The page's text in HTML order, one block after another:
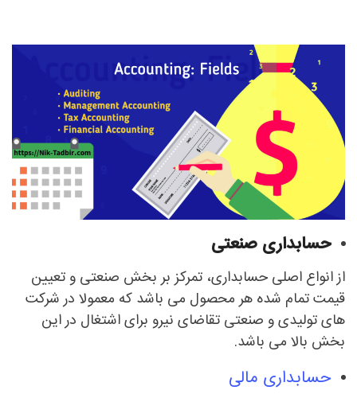
حسابداری صنعتی
از انواع اصلی حسابداری، تمرکز بر بخش صنعتی و تعیین
قیمت تمام شده هر محصول می باشد که معمولا در شرکت
های تولیدی و صنعتی تقاضای نیرو برای اشتغال در این
بخش بالا می باشد.
حسابداری مالی